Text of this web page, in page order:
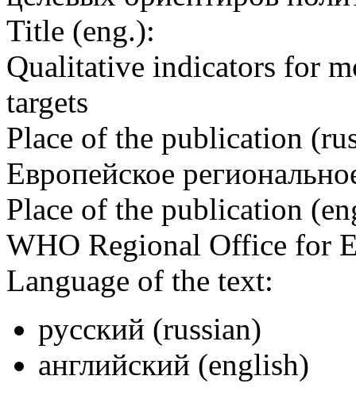
Title (eng.):
Qualitative indicators for
targets
Place of the publication
Европейское
Place of the publication
WHO Regional Office for
Language of the text:
русский (russian)
английский (english)